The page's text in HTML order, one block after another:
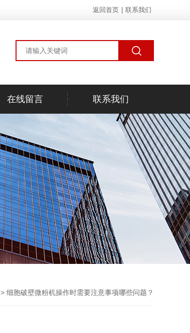
返回首页 联系我们
在线留言 联系我们
> 细胞破壁微粉机操作时需要注意事项哪些问题？